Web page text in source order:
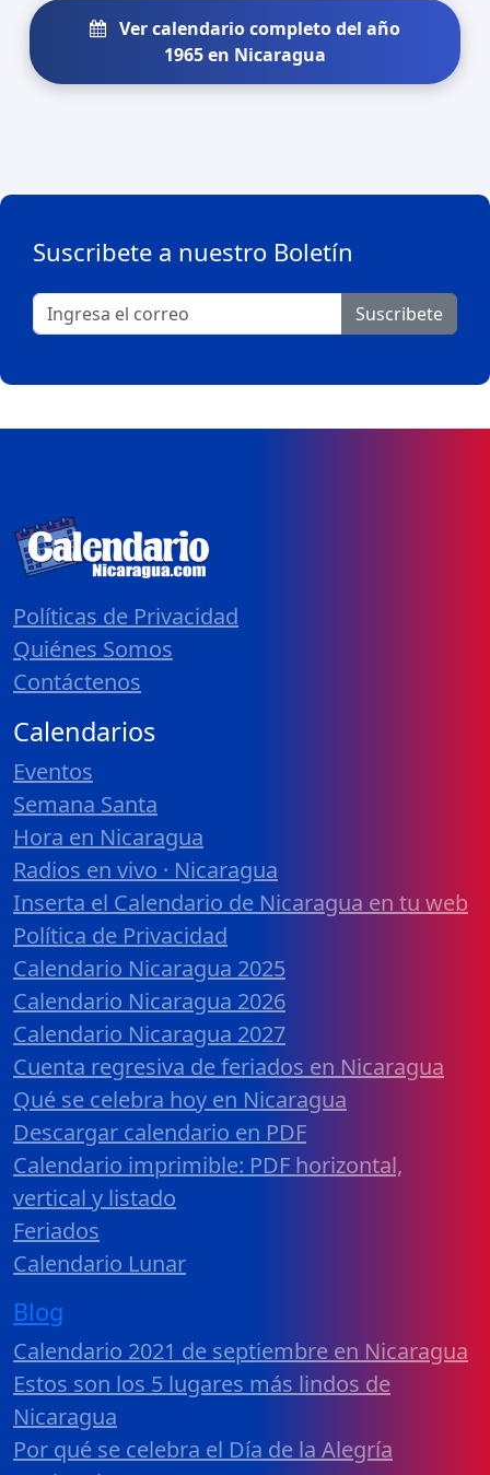
Ver calendario completo del año
1965 en Nicaragua
Suscribete a nuestro Boletín
Suscribete
Políticas de Privacidad
Quiénes Somos
Contáctenos
Calendarios
Eventos
Semana Santa
Hora en Nicaragua
Radios en vivo · Nicaragua
Inserta el Calendario de Nicaragua en tu web
Política de Privacidad
Calendario Nicaragua 2025
Calendario Nicaragua 2026
Calendario Nicaragua 2027
Cuenta regresiva de feriados en Nicaragua
Qué se celebra hoy en Nicaragua
Descargar calendario en PDF
Calendario imprimible: PDF horizontal,
vertical y listado
Feriados
Calendario Lunar
Blog
Calendario 2021 de septiembre en Nicaragua
Estos son los 5 lugares más lindos de
Nicaragua
Por qué se celebra el Día de la Alegría